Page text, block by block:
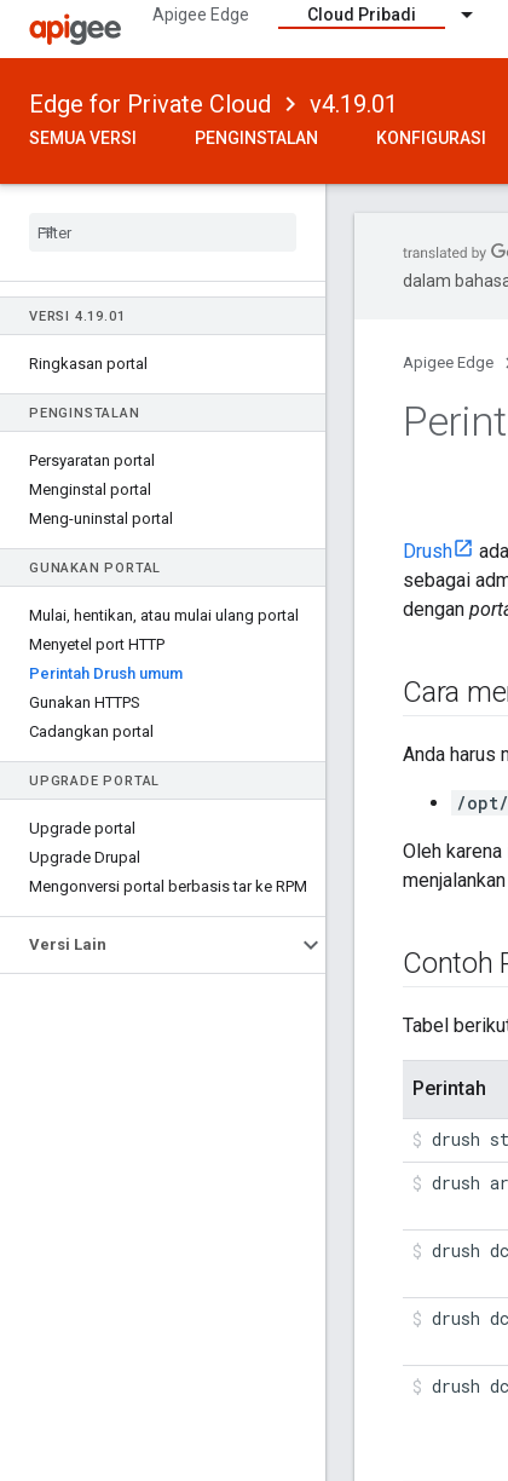
Apigee Edge Cloud Pribadi
Edge for Private Cloud v4.19.01
SEMUA VERSI PENGINSTALAN KONFIGURASI
VERSI 4.19.01
Ringkasan portal
PENGINSTALAN
Persyaratan portal
Menginstal portal
Meng-uninstal portal
GUNAKAN PORTAL
Mulai, hentikan, atau mulai ulang portal
Menyetel port HTTP
Perintah Drush umum
Gunakan HTTPS
Cadangkan portal
UPGRADE PORTAL
Upgrade portal
Upgrade Drupal
Mengonversi portal berbasis tar ke RPM
Versi Lain
dalam
Apigee Edge
Drush
sebagai
dengan
Cara
Anda harus
/opt/
Oleh
Contoh
Tabel
Perintah
drush
drush
drush
drush
drush